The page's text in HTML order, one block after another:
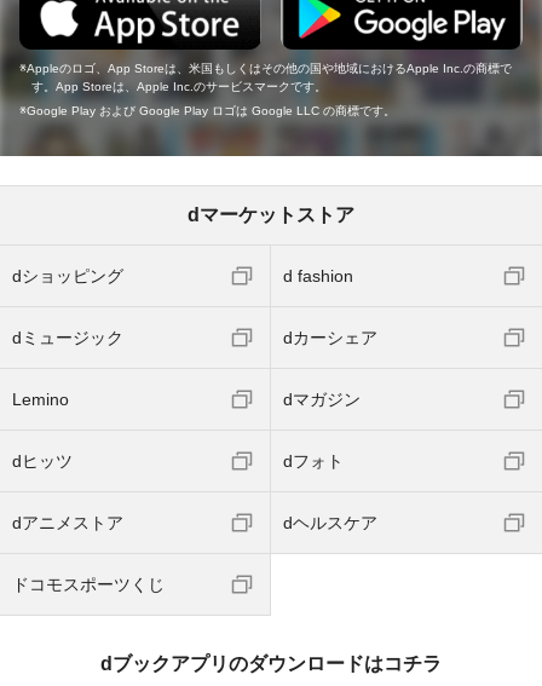
Appleのロゴ、App Storeは、米国もしくはその他の国や地域におけるApple Inc.の商標で
す。App Storeは、Apple Inc.のサービスマークです。
Google Play および Google Play ロゴは Google LLC の商標です。
dマーケットストア
dショッピング d fashion
dミュージック dカーシェア
Lemino dマガジン
dヒッツ dフォト
dアニメストア dヘルスケア
ドコモスポーツくじ
dブックアプリのダウンロードはコチラ